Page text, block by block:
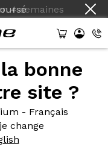
4 semaines
bonne
site ?
- Français
change
GRX 2x12v -
GRX
A30 Pro